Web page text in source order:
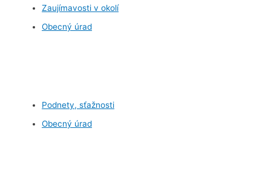
Zaujímavosti v okolí
Obecný úrad
Podnety, sťažnosti
Obecný úrad